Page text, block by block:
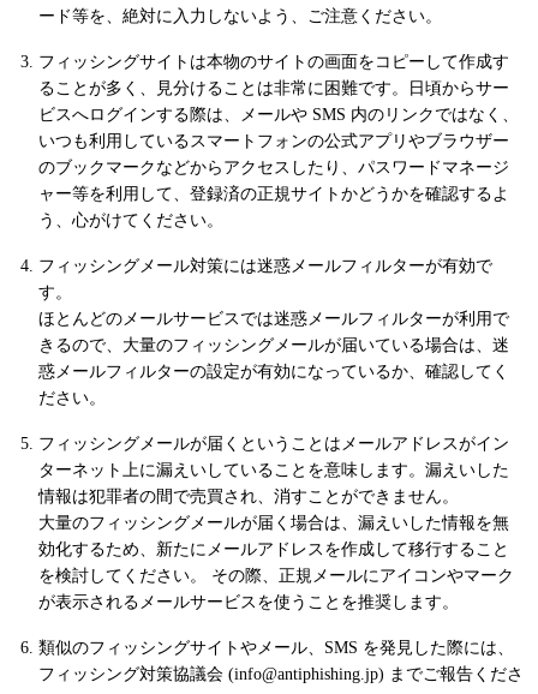
ード等を、絶対に入力しないよう、ご注意ください。
フィッシングサイトは本物のサイトの画面をコピーして作成す
ることが多く、見分けることは非常に困難です。日頃からサー
ビスへログインする際は、メールや SMS 内のリンクではなく、
いつも利用しているスマートフォンの公式アプリやブラウザー
のブックマークなどからアクセスしたり、パスワードマネージ
ャー等を利用して、登録済の正規サイトかどうかを確認するよ
う、心がけてください。
フィッシングメール対策には迷惑メールフィルターが有効で
す。
ほとんどのメールサービスでは迷惑メールフィルターが利用で
きるので、大量のフィッシングメールが届いている場合は、迷
惑メールフィルターの設定が有効になっているか、確認してく
ださい。
フィッシングメールが届くということはメールアドレスがイン
ターネット上に漏えいしていることを意味します。漏えいした
情報は犯罪者の間で売買され、消すことができません。
大量のフィッシングメールが届く場合は、漏えいした情報を無
効化するため、新たにメールアドレスを作成して移行すること
を検討してください。 その際、正規メールにアイコンやマーク
が表示されるメールサービスを使うことを推奨します。
類似のフィッシングサイトやメール、SMS を発見した際には、
フィッシング対策協議会 (info@antiphishing.jp) までご報告くださ